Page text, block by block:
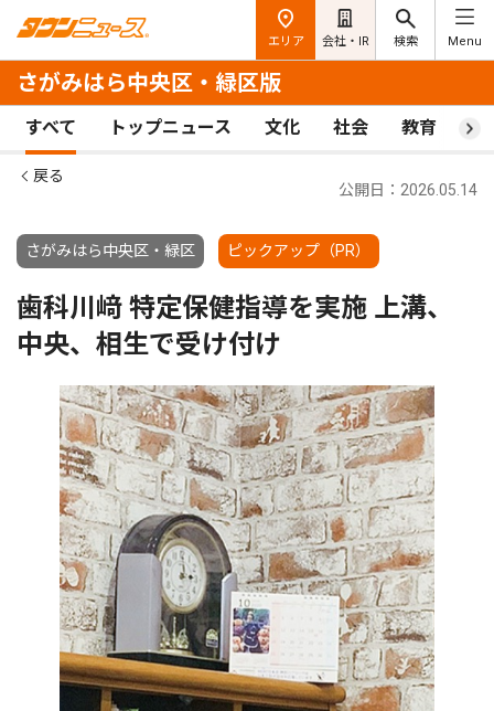
エリア 会社・IR 検索 Menu
さがみはら中央区・緑区版
すべて トップニュース 文化 社会 教育 ス
戻る
さがみはら中央区・緑区 ピックアップ（PR）
公開日：2026.05.14
歯科川﨑 特定保健指導を実施 上溝、
中央、相生で受け付け